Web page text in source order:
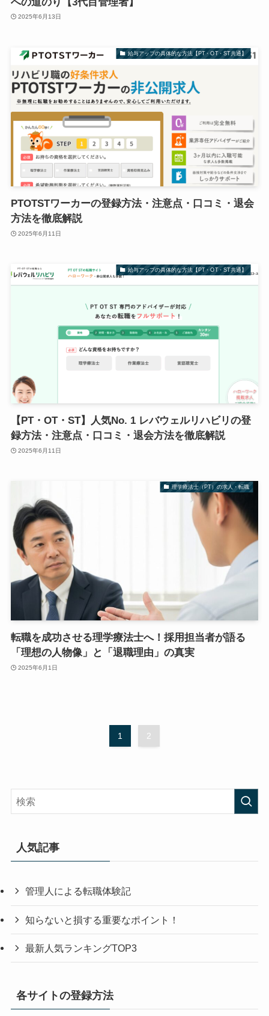
2025年6月13日
給与アップの具体的な方法【PT・OT・ST共通】
PTOTSTワーカーの登録方法・注意点・口コミ・退会
方法を徹底解説
2025年6月11日
給与アップの具体的な方法【PT・OT・ST共通】
【PT・OT・ST】人気No. 1 レバウェルリハビリの登
録方法・注意点・口コミ・退会方法を徹底解説
2025年6月11日
理学療法士（PT）の求人・転職
転職を成功させる理学療法士へ！採用担当者が語る
「理想の人物像」と「退職理由」の真実
2025年6月1日
1 2
人気記事
管理人による転職体験記
知らないと損する重要なポイント！
最新人気ランキングTOP3
各サイトの登録方法